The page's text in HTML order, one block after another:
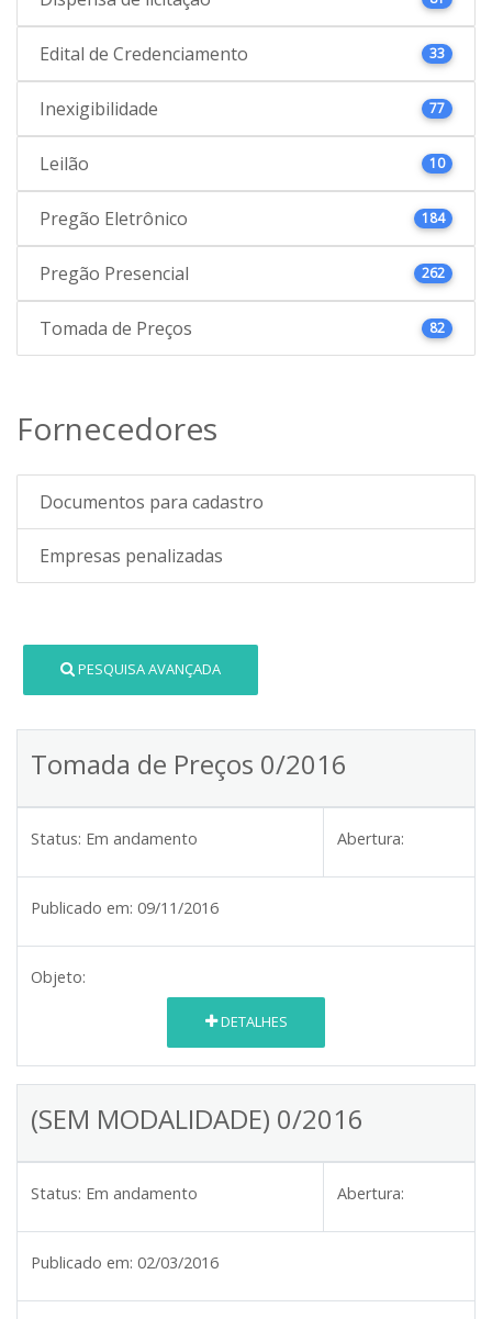
Edital de Credenciamento 33
Inexigibilidade 77
Leilão 10
Pregão Eletrônico 184
Pregão Presencial 262
Tomada de Preços 82
Fornecedores
Documentos para cadastro
Empresas penalizadas
PESQUISA AVANÇADA
Tomada de Preços 0/2016
Status: Em andamento Abertura:
Publicado em: 09/11/2016
Objeto:
DETALHES
(SEM MODALIDADE) 0/2016
Status: Em andamento Abertura:
Publicado em: 02/03/2016